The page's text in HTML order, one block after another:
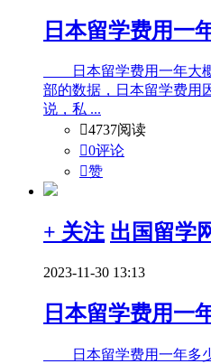
日本留学费用一
日本留学费用一年大概
部的数据，日本留学费用
说，私 ...
4737阅读
0评论
赞
+ 关注 出国留学
2023-11-30 13:13
日本留学费用一
日本留学费用一年多少